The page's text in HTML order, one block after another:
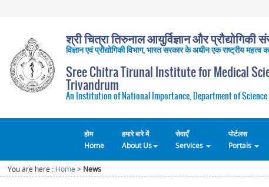
श्री चित्रा तिरुनाल आयुर्विज्ञान और प्रौद्योगिकी
विज्ञान एवं प्रौद्योगिकी विभाग, भारत सरकार के अधीन एक राष्ट्रीय महत्व
Sree Chitra Tirunal Institute for Medical
Trivandrum
An Institution of National Importance, Department of Science
होम
Home
हमारे बारे में
About Us
सेवाएँ
Services
पोर्टलस
Portals
You are here : Home > News